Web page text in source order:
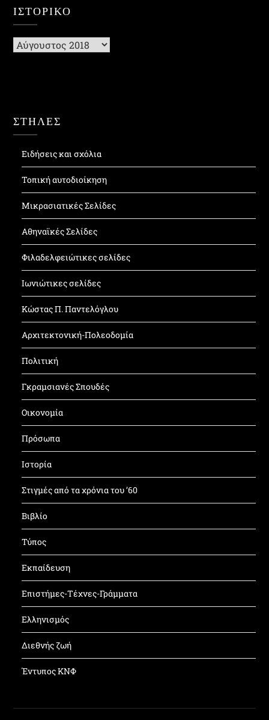
ΙΣΤΟΡΙΚΌ
Ιστορικό
ΣΤΗΛΕΣ
Ειδήσεις και σχόλια
Τοπική αυτοδιοίκηση
Μικρασιατικές Σελίδες
Αθηναϊκές Σελίδες
Φιλαδελφειώτικες σελίδες
Ιωνιώτικες σελίδες
Κώστας Π. Παντελόγλου
Αρχιτεκτονική-Πολεοδομία
Πολιτική
Γκραμσιανές Σπουδές
Οικονομία
Πρόσωπα
Ιστορία
Στιγμές από τα χρόνια του ’60
Βιβλίο
Τύπος
Εκπαίδευση
Επιστήμες-Τέχνες-Γράμματα
Ελληνισμός
Διεθνής ζωή
Έντυπος ΚΝΦ